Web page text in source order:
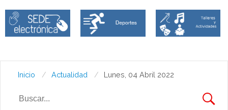
Inicio Actualidad Lunes, 04 Abril 2022